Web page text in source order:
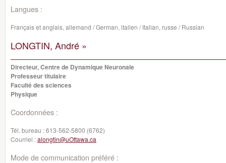
Langues :
Français et anglais, allemand / German, italien / Italian, russe / Russian
LONGTIN, André »
Directeur, Centre de Dynamique Neuronale
Professeur titulaire
Faculté des sciences
Physique
Coordonnées :
Tél. bureau :613-562-5800 (6762)
Courriel :alongtin@uOttawa.ca
Mode de communication préféré :